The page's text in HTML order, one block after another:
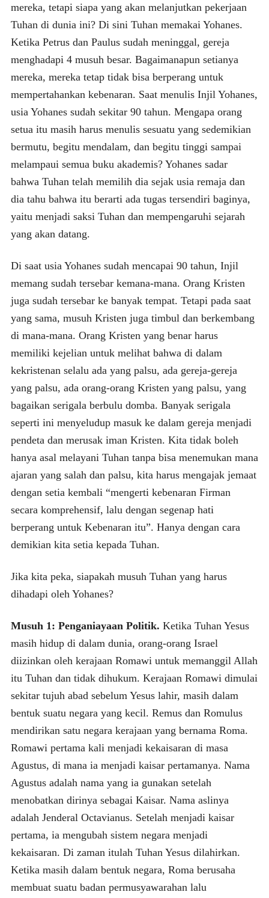
mereka, tetapi siapa yang akan melanjutkan pekerjaan
Tuhan di dunia ini? Di sini Tuhan memakai Yohanes.
Ketika Petrus dan Paulus sudah meninggal, gereja
menghadapi 4 musuh besar. Bagaimanapun setianya
mereka, mereka tetap tidak bisa berperang untuk
mempertahankan kebenaran. Saat menulis Injil Yohanes,
usia Yohanes sudah sekitar 90 tahun. Mengapa orang
setua itu masih harus menulis sesuatu yang sedemikian
bermutu, begitu mendalam, dan begitu tinggi sampai
melampaui semua buku akademis? Yohanes sadar
bahwa Tuhan telah memilih dia sejak usia remaja dan
dia tahu bahwa itu berarti ada tugas tersendiri baginya,
yaitu menjadi saksi Tuhan dan mempengaruhi sejarah
yang akan datang.
Di saat usia Yohanes sudah mencapai 90 tahun, Injil
memang sudah tersebar kemana-mana. Orang Kristen
juga sudah tersebar ke banyak tempat. Tetapi pada saat
yang sama, musuh Kristen juga timbul dan berkembang
di mana-mana. Orang Kristen yang benar harus
memiliki kejelian untuk melihat bahwa di dalam
kekristenan selalu ada yang palsu, ada gereja-gereja
yang palsu, ada orang-orang Kristen yang palsu, yang
bagaikan serigala berbulu domba. Banyak serigala
seperti ini menyeludup masuk ke dalam gereja menjadi
pendeta dan merusak iman Kristen. Kita tidak boleh
hanya asal melayani Tuhan tanpa bisa menemukan mana
ajaran yang salah dan palsu, kita harus mengajak jemaat
dengan setia kembali “mengerti kebenaran Firman
secara komprehensif, lalu dengan segenap hati
berperang untuk Kebenaran itu”. Hanya dengan cara
demikian kita setia kepada Tuhan.
Jika kita peka, siapakah musuh Tuhan yang harus
dihadapi oleh Yohanes?
Musuh 1: Penganiayaan Politik. Ketika Tuhan Yesus
masih hidup di dalam dunia, orang-orang Israel
diizinkan oleh kerajaan Romawi untuk memanggil Allah
itu Tuhan dan tidak dihukum. Kerajaan Romawi dimulai
sekitar tujuh abad sebelum Yesus lahir, masih dalam
bentuk suatu negara yang kecil. Remus dan Romulus
mendirikan satu negara kerajaan yang bernama Roma.
Romawi pertama kali menjadi kekaisaran di masa
Agustus, di mana ia menjadi kaisar pertamanya. Nama
Agustus adalah nama yang ia gunakan setelah
menobatkan dirinya sebagai Kaisar. Nama aslinya
adalah Jenderal Octavianus. Setelah menjadi kaisar
pertama, ia mengubah sistem negara menjadi
kekaisaran. Di zaman itulah Tuhan Yesus dilahirkan.
Ketika masih dalam bentuk negara, Roma berusaha
membuat suatu badan permusyawarahan lalu